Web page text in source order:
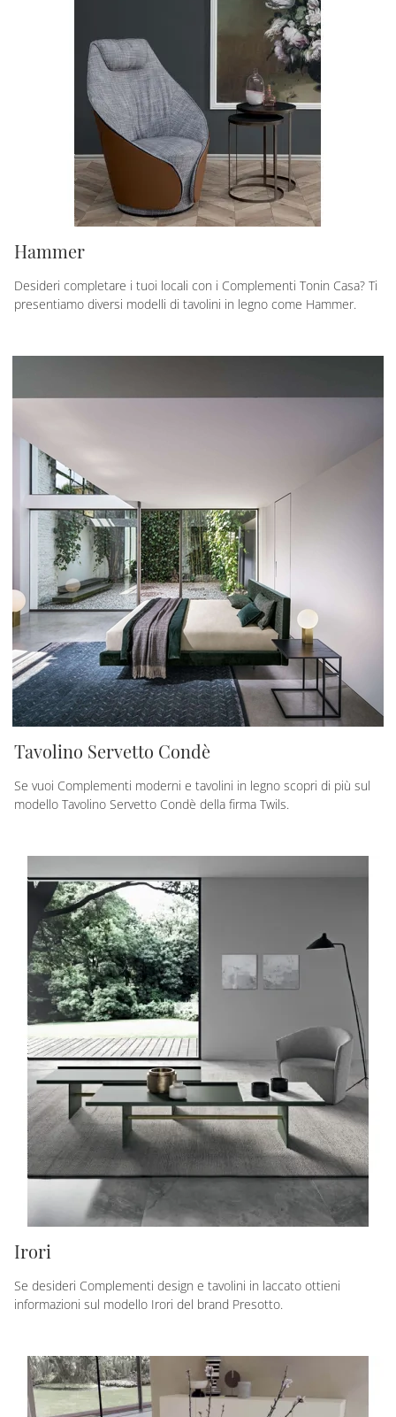
Hammer
Desideri completare i tuoi locali con i Complementi Tonin Casa? Ti
presentiamo diversi modelli di tavolini in legno come Hammer.
Tavolino Servetto Condè
Se vuoi Complementi moderni e tavolini in legno scopri di più sul
modello Tavolino Servetto Condè della firma Twils.
Irori
Se desideri Complementi design e tavolini in laccato ottieni
informazioni sul modello Irori del brand Presotto.